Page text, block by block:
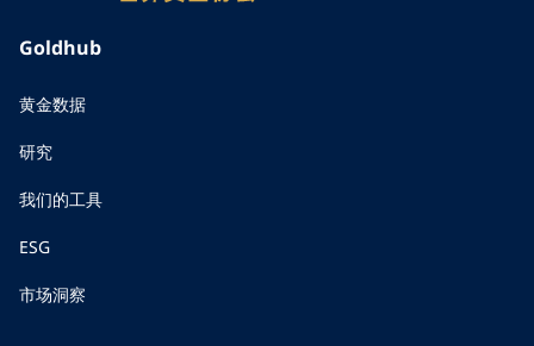
Goldhub
黄金数据
研究
我们的工具
ESG
市场洞察